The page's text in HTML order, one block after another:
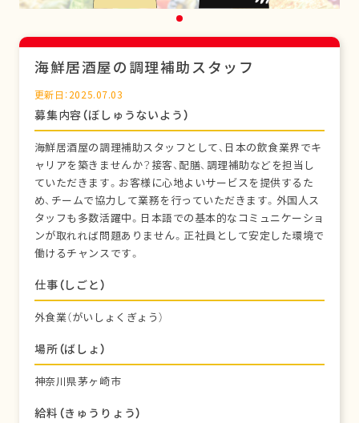
海鮮居酒屋の調理補助スタッフ
更新日：2025.07.03
募集内容（ぼしゅうないよう）
海鮮居酒屋の調理補助スタッフとして、日本の飲食業界でキ
ャリアを築きませんか？接客、配膳、調理補助などを担当し
ていただきます。お客様に心地よいサービスを提供するた
め、チームで協力して業務を行っていただきます。外国人ス
タッフも多数活躍中。日本語での基本的なコミュニケーショ
ンが取れれば問題ありません。正社員として安定した環境で
働けるチャンスです。
仕事（しごと）
外食業（がいしょくぎょう）
場所（ばしょ）
神奈川県茅ヶ崎市
給料（きゅうりょう）